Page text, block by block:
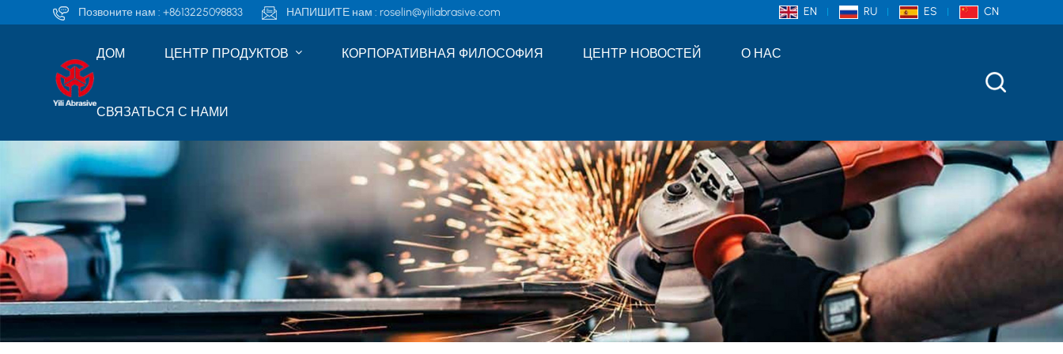
Позвоните нам :+8613225098833 НАПИШИТЕ нам : roselin@yiliabrasive.com EN RU ES CN
ДОМ ЦЕНТР ПРОДУКТОВ КОРПОРАТИВНАЯ ФИЛОСОФИЯ ЦЕНТР НОВОСТЕЙ О НАС
СВЯЗАТЬСЯ С НАМИ